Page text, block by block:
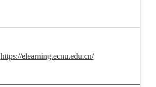
https://elearning.ecnu.edu.cn/